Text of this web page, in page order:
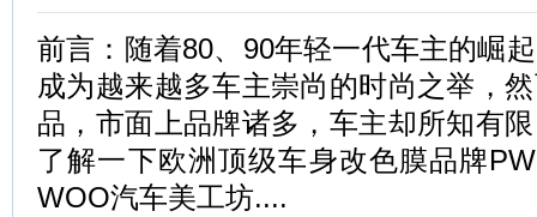
前言：随着80、90年轻一代车主的崛
成为越来越多车主崇尚的时尚之举，
品，市面上品牌诸多，车主却所知有
了解一下欧洲顶级车身改色膜品牌
WOO汽车美工坊....